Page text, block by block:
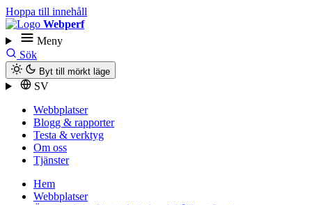
Hoppa till innehåll
Webperf
Meny
Sök
Byt till mörkt läge
SV
Webbplatser
Blogg & rapporter
Testa & verktyg
Om oss
Tjänster
Hem
Webbplatser